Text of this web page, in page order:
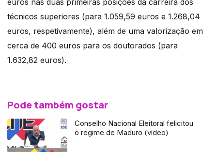
euros nas duas primeiras posições da carreira dos
técnicos superiores (para 1.059,59 euros e 1.268,04
euros, respetivamente), além de uma valorização em
cerca de 400 euros para os doutorados (para
1.632,82 euros).
Pode também gostar
Conselho Nacional Eleitoral felicitou
o regime de Maduro (vídeo)